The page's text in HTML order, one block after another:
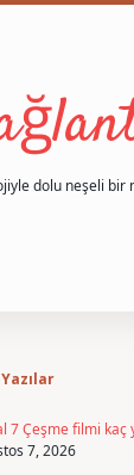
dolu neşeli bir
7 Çeşme filmi kaç
7, 2026